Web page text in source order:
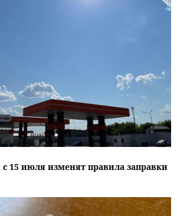
с 15 июля изменят правила заправки